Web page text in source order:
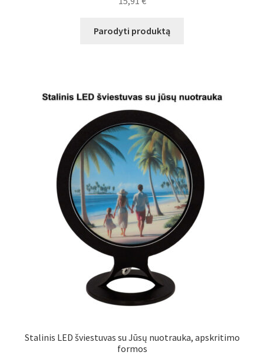
Parodyti produktą
Stalinis LED šviestuvas su Jūsų nuotrauka, apskritimo
formos